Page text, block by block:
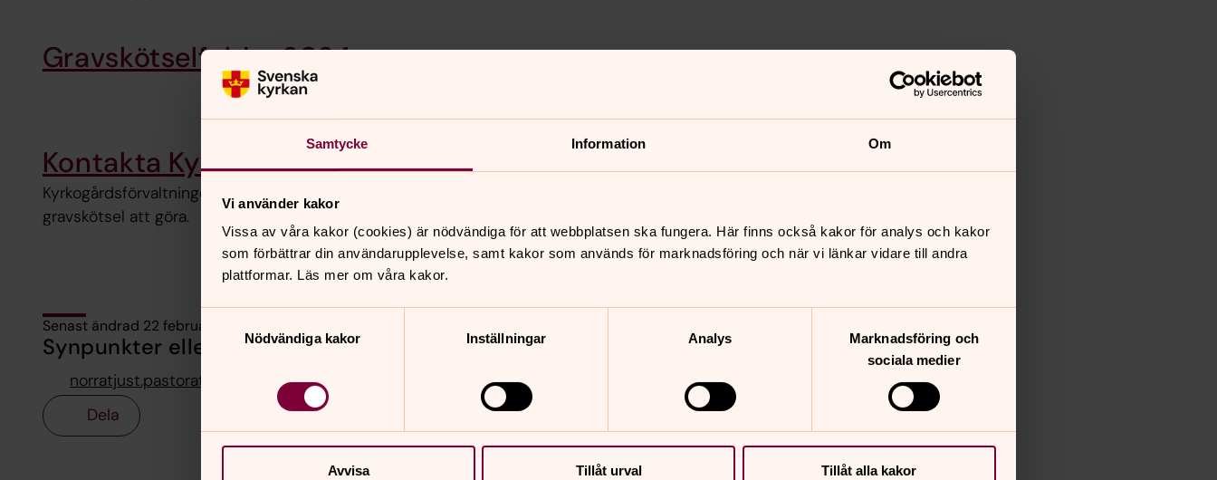
Samtycke Information Om
Vi använder kakor
Vissa av våra kakor (cookies) är nödvändiga för att webbplatsen ska fungera. Här finns också kakor för analys och kakor
som förbättrar din användarupplevelse, samt kakor som används för marknadsföring och när vi länkar vidare till andra
plattformar. Läs mer om våra kakor.
Nödvändiga kakor
Inställningar Analys
Marknadsföring och
sociala medier
Avvisa Tillåt urval Tillåt alla kakor
Gravskötselfolder 2024
Kontakta Kyrkogårdsförvaltningen
Kyrkogårdsförvaltningen ansvarar för ärenden som har med begravning och
gravskötsel att göra.
Aktuellt på kyrkogården
Senast ändrad 22 februari 2024
Synpunkter eller frågor på sidans innehåll?
norratjust.pastorat@svenskakyrkan.se
Dela